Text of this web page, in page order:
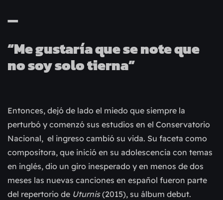
—
“Me gustaría que se note que
no soy solo tierna”
Entonces, dejó de lado el miedo que siempre la
perturbó y comenzó sus estudios en el Conservatorio
Nacional,  el ingreso cambió su vida. Su faceta como
compositora, que inició en su adolescencia con temas
en inglés, dio un giro inesperado y en menos de dos
meses las nuevas canciones en español fueron parte
del repertorio de Uturnis (2015), su álbum debut.